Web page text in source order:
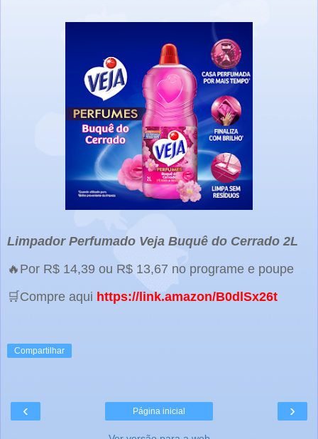
Limpador Perfumado Veja Buquê do Cerrado 2L
🔥Por R$ 14,39 ou R$ 13,67 no programe e poupe
🛒Compre aqui https://link.amazon/B0dlSx26t
Compartilhar
‹ ›
Página inicial